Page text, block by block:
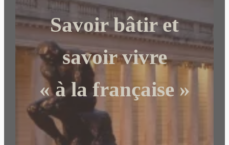
c
h
r
Savoir bâtir et
savoir vivre
« à la française »